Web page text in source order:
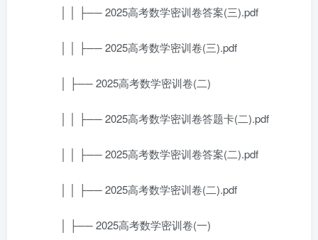
│ │ ├── 2025高考数学密训卷答案(三).pdf
│ │ ├── 2025高考数学密训卷(三).pdf
│ ├── 2025高考数学密训卷(二)
│ │ ├── 2025高考数学密训卷答题卡(二).pdf
│ │ ├── 2025高考数学密训卷答案(二).pdf
│ │ ├── 2025高考数学密训卷(二).pdf
│ ├── 2025高考数学密训卷(一)